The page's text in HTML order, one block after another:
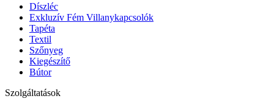
Díszléc
Exkluzív Fém Villanykapcsolók
Tapéta
Textil
Szőnyeg
Kiegészítő
Bútor
Szolgáltatások